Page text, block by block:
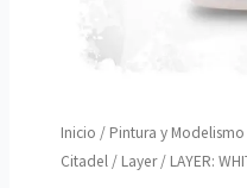
Inicio / Pintura y Modelismo
Citadel / Layer/ LAYER: